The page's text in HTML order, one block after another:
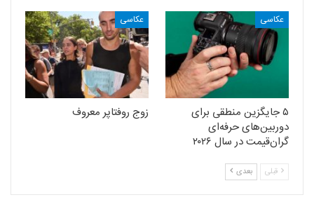
عکاسی
۵ جایگزین منطقی برای
دوربین‌های حرفه‌ای
گران‌قیمت در سال ۲۰۲۶
عکاسی
زوج روفتاپر معروف
قبلی بعدی